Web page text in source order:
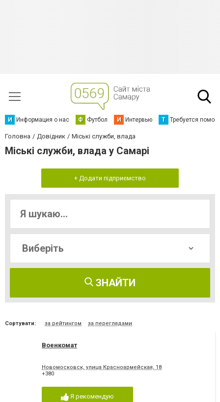
И Информация о нас Ф Футбол И Интервью Т Требуется
Головна Довідник Міські служби, влада
Міські служби, влада у Самарі
+ Додати підприємство
ЗНАЙТИ
Сортувати: за рейтингом за переглядами
Военкомат
Новомосковск, улица Красноармейская, 18
+380
Я рекомендую